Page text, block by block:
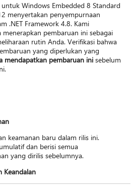
Windows Embedded 8 Standard
menyertakan penyempurnaan
.NET Framework 4.8. Kami
pembaruan ini sebagai
rutin Anda. Verifikasi bahwa
yang diperlukan yang
mendapatkan pembaruan ini sebelum
keamanan baru dalam rilis ini.
dan berisi semua
yang dirilis sebelumnya.
Keandalan